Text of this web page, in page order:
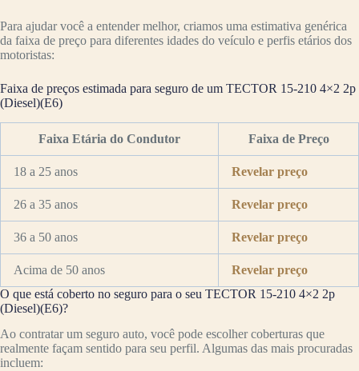
Para ajudar você a entender melhor, criamos uma estimativa genérica
da faixa de preço para diferentes idades do veículo e perfis etários dos
motoristas:
Faixa de preços estimada para seguro de um TECTOR 15-210 4×2 2p
(Diesel)(E6)
Faixa Etária do Condutor Faixa de Preço
18 a 25 anos Revelar preço
26 a 35 anos Revelar preço
36 a 50 anos Revelar preço
Acima de 50 anos
Revelar preço
O que está coberto no seguro para o seu TECTOR 15-210 4×2 2p
(Diesel)(E6)?
Ao contratar um seguro auto, você pode escolher coberturas que
realmente façam sentido para seu perfil. Algumas das mais procuradas
incluem: